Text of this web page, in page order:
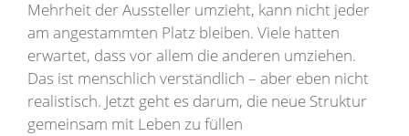
Mehrheit der Aussteller umzieht, kann nicht jeder
am angestammten Platz bleiben. Viele hatten
erwartet, dass vor allem die anderen umziehen.
Das ist menschlich verständlich – aber eben nicht
realistisch. Jetzt geht es darum, die neue Struktur
gemeinsam mit Leben zu füllen